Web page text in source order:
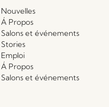
Nouvelles
Á Propos
Salons et événements
Stories
Emploi
Á Propos
Salons et événements